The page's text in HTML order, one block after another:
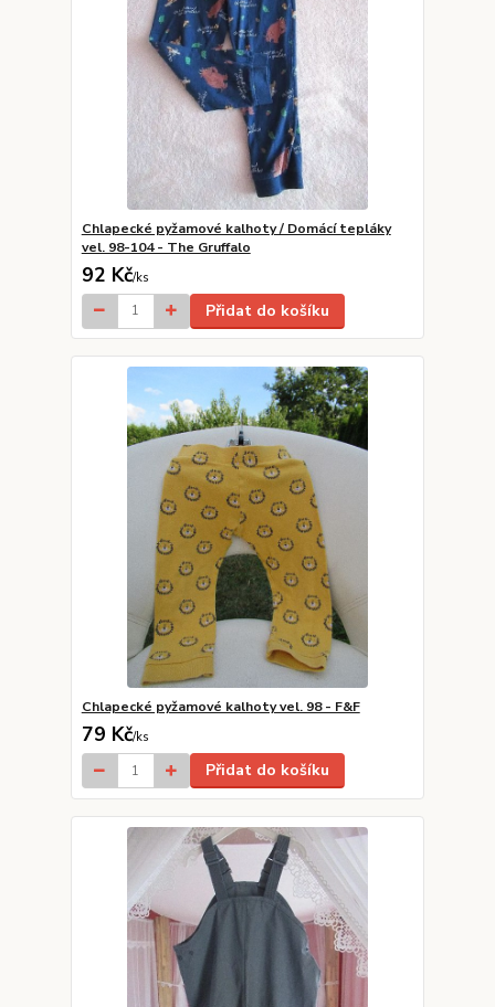
Chlapecké pyžamové kalhoty / Domácí tepláky
vel. 98-104 - The Gruffalo
92 Kč/ks
Přidat do košíku
Chlapecké pyžamové kalhoty vel. 98 - F&F
79 Kč/ks
Přidat do košíku